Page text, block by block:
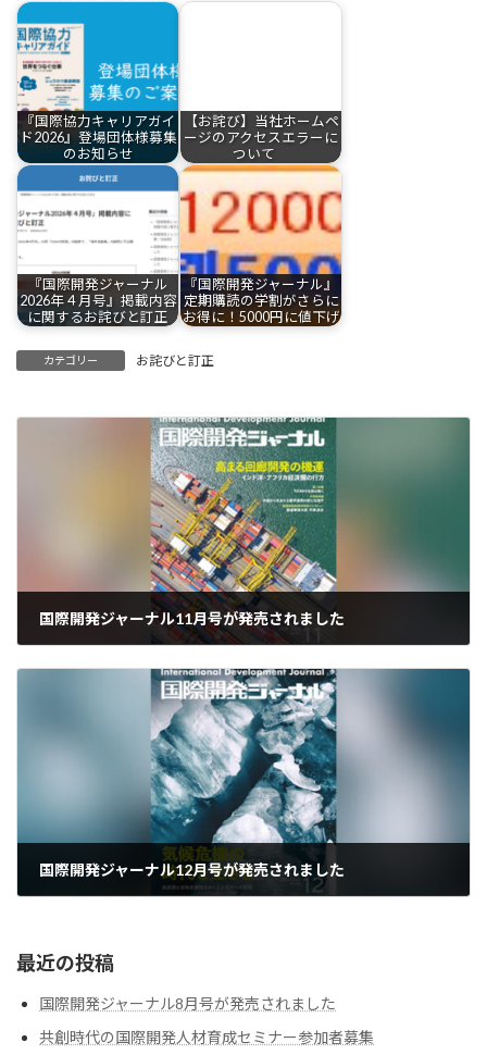
『国際協力キャリアガイ
ド2026』登場団体様募集
のお知らせ
【お詫び】当社ホームペ
ージのアクセスエラーに
ついて
『国際開発ジャーナル
2026年４月号』掲載内容
に関するお詫びと訂正
『国際開発ジャーナル』
定期購読の学割がさらに
お得に！5000円に値下げ
カテゴリー お詫びと訂正
国際開発ジャーナル11月号が発売されました
国際開発ジャーナル12月号が発売されました
最近の投稿
国際開発ジャーナル8月号が発売されました
共創時代の国際開発人材育成セミナー参加者募集